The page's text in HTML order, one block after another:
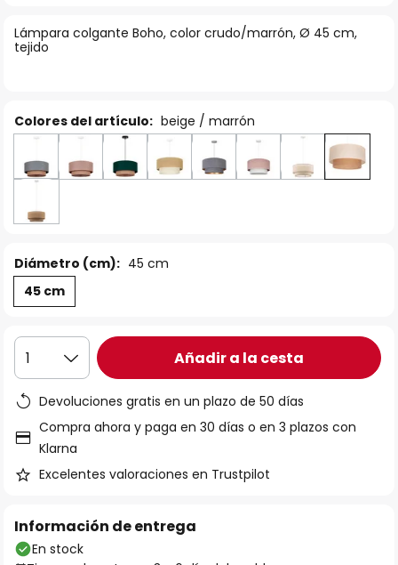
galería
de
Lámpara colgante Boho, color crudo/marrón, Ø 45 cm,
tejido
Colores del artículo: beige / marrón
Diámetro (cm): 45 cm
45 cm
1 Añadir a la cesta
Devoluciones gratis en un plazo de 50 días
Compra ahora y paga en 30 días o en 3 plazos con
Klarna
Excelentes valoraciones en Trustpilot
Información de entrega
En stock